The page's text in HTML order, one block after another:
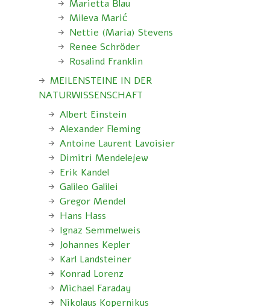
Marietta Blau
Mileva Marić
Nettie (Maria) Stevens
Renee Schröder
Rosalind Franklin
MEILENSTEINE IN DER
NATURWISSENSCHAFT
Albert Einstein
Alexander Fleming
Antoine Laurent Lavoisier
Dimitri Mendelejew
Erik Kandel
Galileo Galilei
Gregor Mendel
Hans Hass
Ignaz Semmelweis
Johannes Kepler
Karl Landsteiner
Konrad Lorenz
Michael Faraday
Nikolaus Kopernikus